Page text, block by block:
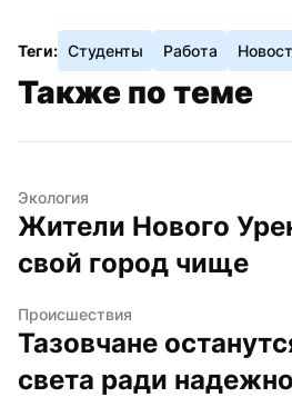
Теги: Студенты Работа
Также по теме
Экология
Жители Нового
свой город чище
Происшествия
Тазовчане
света ради